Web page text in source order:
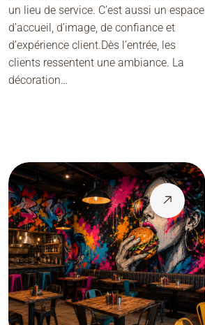
un lieu de service. C’est aussi un espace
d’accueil, d’image, de confiance et
d’expérience client.Dès l’entrée, les
clients ressentent une ambiance. La
décoration…